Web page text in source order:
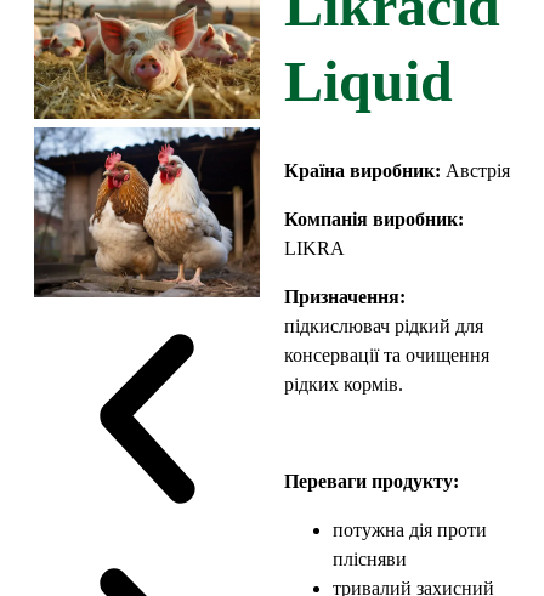
Liquid
Країна виробник: Австрія
Компанія виробник:
LIKRA
Призначення:
підкислювач рідкий для
консервації та очищення
рідких кормів.
Переваги продукту:
потужна дія проти
плісняви
тривалий захисний